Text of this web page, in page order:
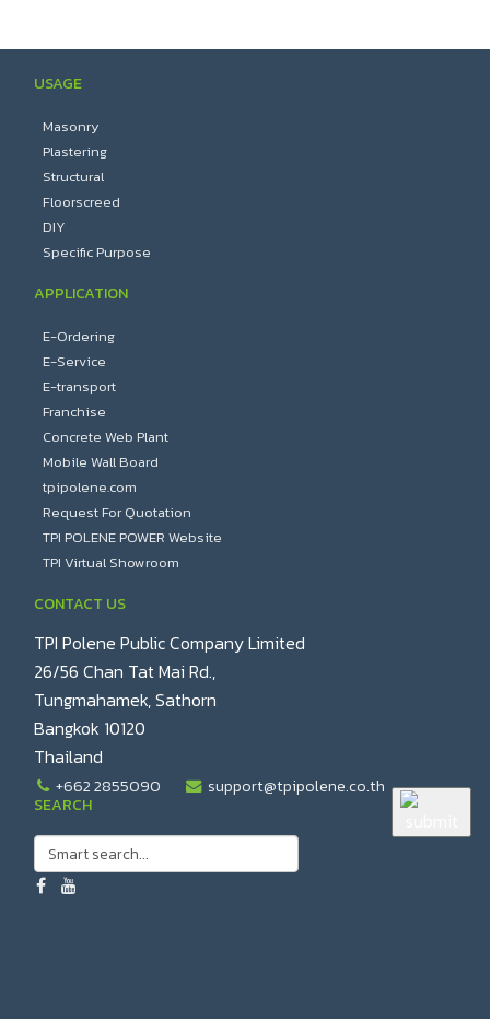
USAGE
Masonry
Plastering
Structural
Floorscreed
DIY
Specific Purpose
APPLICATION
E-Ordering
E-Service
E-transport
Franchise
Concrete Web Plant
Mobile Wall Board
tpipolene.com
Request For Quotation
TPI POLENE POWER Website
TPI Virtual Showroom
CONTACT US
TPI Polene Public Company Limited
26/56 Chan Tat Mai Rd.,
Tungmahamek, Sathorn
Bangkok 10120
Thailand
+662 2855090 support@tpipolene.co.th
SEARCH